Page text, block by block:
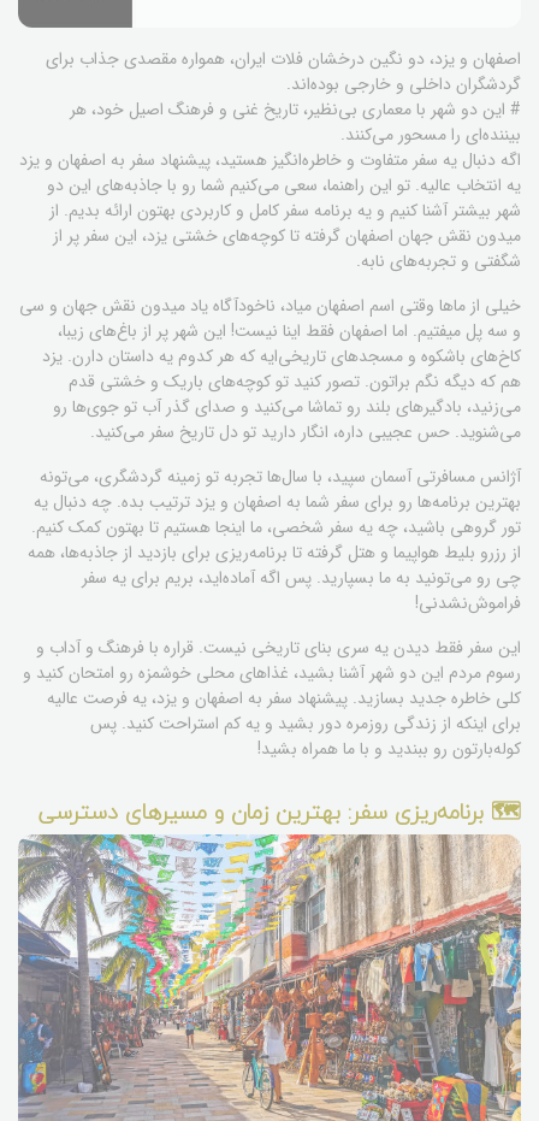
اصفهان و یزد، دو نگین درخشان فلات ایران، همواره مقصدی جذاب برای
گردشگران داخلی و خارجی بوده‌اند.
# این دو شهر با معماری بی‌نظیر، تاریخ غنی و فرهنگ اصیل خود، هر
بیننده‌ای را مسحور می‌کنند.
اگه دنبال یه سفر متفاوت و خاطره‌انگیز هستید، پیشنهاد سفر به اصفهان و یزد
یه انتخاب عالیه. تو این راهنما، سعی می‌کنیم شما رو با جاذبه‌های این دو
شهر بیشتر آشنا کنیم و یه برنامه سفر کامل و کاربردی بهتون ارائه بدیم. از
میدون نقش جهان اصفهان گرفته تا کوچه‌های خشتی یزد، این سفر پر از
شگفتی و تجربه‌های نابه.
خیلی از ماها وقتی اسم اصفهان میاد، ناخودآگاه یاد میدون نقش جهان و سی
و سه پل میفتیم. اما اصفهان فقط اینا نیست! این شهر پر از باغ‌های زیبا،
کاخ‌های باشکوه و مسجدهای تاریخی‌ایه که هر کدوم یه داستان دارن. یزد
هم که دیگه نگم براتون. تصور کنید تو کوچه‌های باریک و خشتی قدم
می‌زنید، بادگیرهای بلند رو تماشا می‌کنید و صدای گذر آب تو جوی‌ها رو
می‌شنوید. حس عجیبی داره، انگار دارید تو دل تاریخ سفر می‌کنید.
آژانس مسافرتی آسمان سپید، با سال‌ها تجربه تو زمینه گردشگری، می‌تونه
بهترین برنامه‌ها رو برای سفر شما به اصفهان و یزد ترتیب بده. چه دنبال یه
تور گروهی باشید، چه یه سفر شخصی، ما اینجا هستیم تا بهتون کمک کنیم.
از رزرو بلیط هواپیما و هتل گرفته تا برنامه‌ریزی برای بازدید از جاذبه‌ها، همه
چی رو می‌تونید به ما بسپارید. پس اگه آماده‌اید، بریم برای یه سفر
فراموش‌نشدنی!
این سفر فقط دیدن یه سری بنای تاریخی نیست. قراره با فرهنگ و آداب و
رسوم مردم این دو شهر آشنا بشید، غذاهای محلی خوشمزه رو امتحان کنید و
کلی خاطره جدید بسازید. پیشنهاد سفر به اصفهان و یزد، یه فرصت عالیه
برای اینکه از زندگی روزمره دور بشید و یه کم استراحت کنید. پس
کوله‌بارتون رو ببندید و با ما همراه بشید!
🗺️ برنامه‌ریزی سفر: بهترین زمان و مسیرهای دسترسی